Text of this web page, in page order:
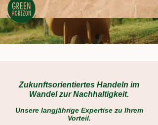
​Zukunftsorientiertes Handeln im
Wandel zur Nachhaltigkeit.
Unsere langjährige Expertise zu Ihrem
Vorteil.